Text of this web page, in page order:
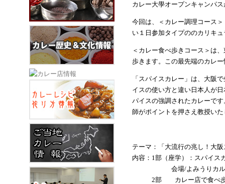
カレー大學オープンキャンパ
今回は、＜カレー調理コース
い１日参加タイプののカリキ
＜カレー食べ歩きコース＞は
歩きます。この最先端のカレ
「スパイスカレー」は、大阪
イスの使い方と違い日本人が
パイスの強調されたカレーで
師がポイントを押さえ教授い
テーマ：「大流行の兆し！大
内容： 1部（座学）：スパイス
会場/よみうりカ
2部 カレー店で食べ